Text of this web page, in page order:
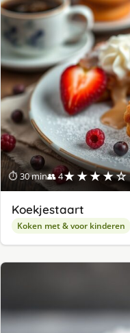
⏱ 30 min👥 4★★★★☆
Koekjestaart
Koken met & voor kinderen